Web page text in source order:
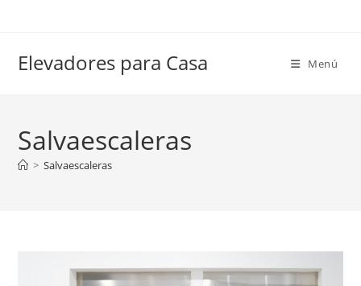
Elevadores para Casa Menú
Salvaescaleras
> Salvaescaleras